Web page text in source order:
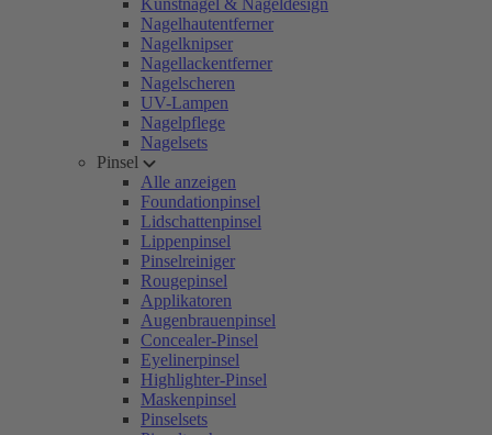
Kunstnägel & Nageldesign
Nagelhautentferner
Nagelknipser
Nagellackentferner
Nagelscheren
UV-Lampen
Nagelpflege
Nagelsets
Pinsel
Alle anzeigen
Foundationpinsel
Lidschattenpinsel
Lippenpinsel
Pinselreiniger
Rougepinsel
Applikatoren
Augenbrauenpinsel
Concealer-Pinsel
Eyelinerpinsel
Highlighter-Pinsel
Maskenpinsel
Pinselsets